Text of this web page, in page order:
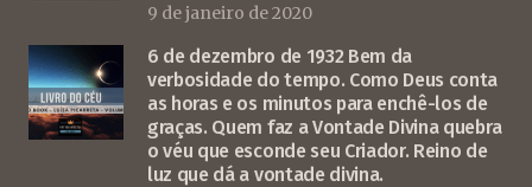
9 de janeiro de 2020
6 de dezembro de 1932 Bem da
verbosidade do tempo. Como Deus conta
as horas e os minutos para enchê-los de
graças. Quem faz a Vontade Divina quebra
o véu que esconde seu Criador. Reino de
luz que dá a vontade divina.